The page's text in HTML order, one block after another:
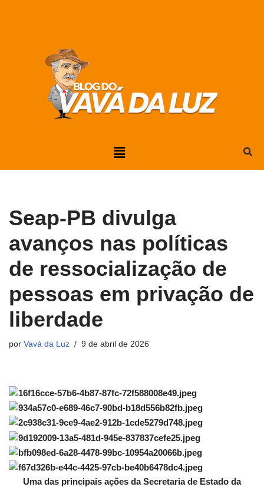
Seap-PB divulga
avanços nas políticas
de ressocialização de
pessoas em privação de
liberdade
por Vavá da Luz 9 de abril de 2026
Uma das principais ações da Secretaria de Estado da